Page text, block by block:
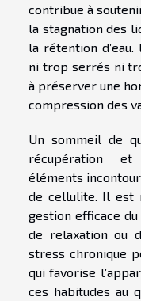
contribue à
la stagnation des
la rétention
ni trop serrés ni
à préserver une
compression des
Un sommeil de
récupération et
éléments
de cellulite. Il est
gestion efficace
de relaxation ou
stress chronique
qui favorise
ces habitudes au